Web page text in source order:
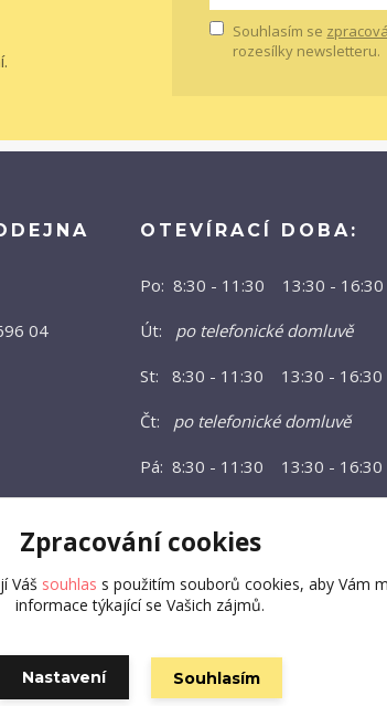
Souhlasím se
rozesílky newsletteru.
04
OTEVÍRACÍ DOBA:
Po: 8:30 - 11:30 13:30 - 16:30
Út: po telefonické domluvě
St: 8:30 - 11:30 13:30 - 16:30
Čt: po telefonické domluvě
Pá: 8:30 - 11:30 13:30 - 16:30
Zpracování cookies
Váš souhlas s použitím souborů cookies, aby Vám
informace týkající se Vašich zájmů.
Nastavení Souhlasím